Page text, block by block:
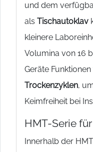
und dem
als Tischautoklav
kleinere
Volumina von 16
Geräte Funktionen
Trockenzyklen,
Keimfreiheit bei
HMT-Serie
Innerhalb der